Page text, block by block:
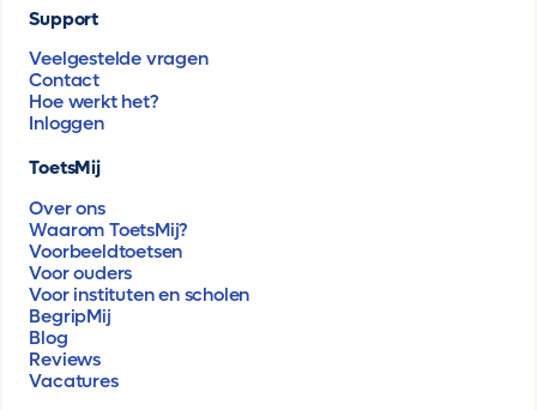
Support
Veelgestelde vragen
Contact
Hoe werkt het?
Inloggen
ToetsMij
Over ons
Waarom ToetsMij?
Voorbeeldtoetsen
Voor ouders
Voor instituten en scholen
BegripMij
Blog
Reviews
Vacatures